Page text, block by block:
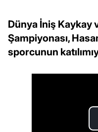
Dünya İniş Kaykay
Şampiyonası,
sporcunun